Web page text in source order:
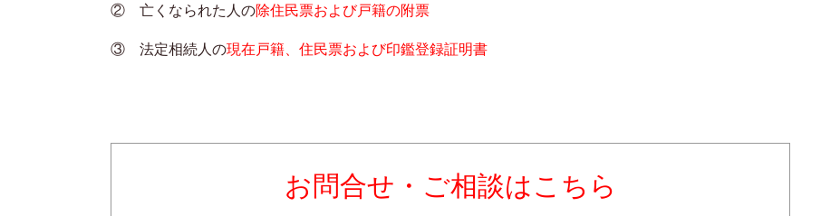
② 亡くなられた人の除住民票および戸籍の附票
③ 法定相続人の現在戸籍、住民票および印鑑登録証明書
お問合せ・ご相談はこちら